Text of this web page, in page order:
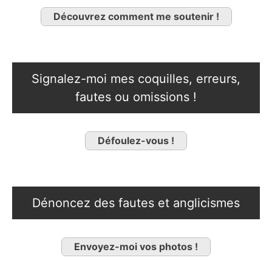
Découvrez comment me soutenir !
Signalez-moi mes coquilles, erreurs,
fautes ou omissions !
Défoulez-vous !
Dénoncez des fautes et anglicismes
Envoyez-moi vos photos !